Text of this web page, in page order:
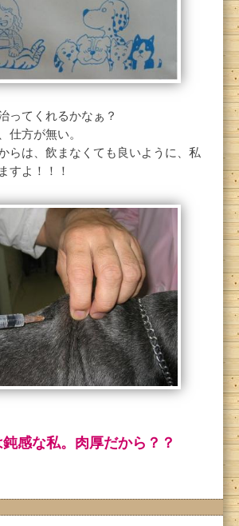
ってくれるかなぁ？
仕方が無い。
らは、飲まなくても良いように、私
すよ！！！
感な私。肉厚だから？？